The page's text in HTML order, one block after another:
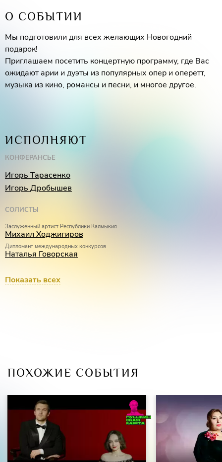
О СОБЫТИИ
Мы подготовили для всех желающих Новогодний
подарок!
Приглашаем посетить концертную программу, где Вас
ожидают арии и дуэты из популярных опер и оперетт,
музыка из кино, романсы и песни, и многое другое.
ИСПОЛНЯЮТ
КОНФЕРАНСЬЕ
Игорь Тарасенко
Игорь Дробышев
СОЛИСТЫ
Заслуженный артист Республики Калмыкия
Михаил Ходжигиров
Дипломант международных конкурсов
Наталья Говорская
Иван Буянец
Елена Одинцова
Показать всех
ПОХОЖИЕ СОБЫТИЯ